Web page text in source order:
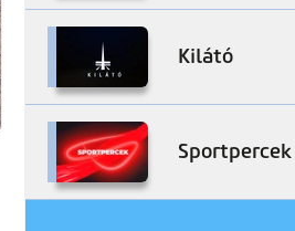
Kilátó
Sportpercek